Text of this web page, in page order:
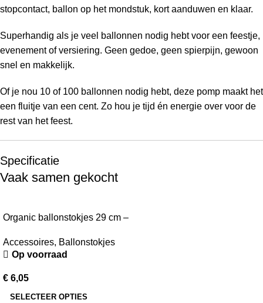
stopcontact, ballon op het mondstuk, kort aanduwen en klaar.
Superhandig als je veel ballonnen nodig hebt voor een feestje,
evenement of versiering. Geen gedoe, geen spierpijn, gewoon
snel en makkelijk.
Of je nou 10 of 100 ballonnen nodig hebt, deze pomp maakt het
een fluitje van een cent. Zo hou je tijd én energie over voor de
rest van het feest.
Specificatie
Vaak samen gekocht
Organic ballonstokjes 29 cm –
Accessoires, Ballonstokjes
Op voorraad
€ 6,05
SELECTEER OPTIES